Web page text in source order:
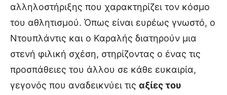
αλληλοστήριξης που χαρακτηρίζει τον κόσμο
του αθλητισμού. Όπως είναι ευρέως γνωστό, ο
Ντουπλάντις και ο Καραλής διατηρούν μια
στενή φιλική σχέση, στηρίζοντας ο ένας τις
προσπάθειες του άλλου σε κάθε ευκαιρία,
γεγονός που αναδεικνύει τις αξίες του